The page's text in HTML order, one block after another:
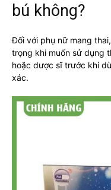
bú không?
Đối với phụ nữ mang
trọng khi muốn sử dụng
hoặc dược sĩ trước khi
xác.